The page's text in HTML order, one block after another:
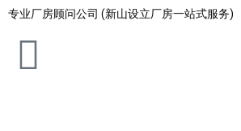
专业厂房顾问公司 (新山设立厂房一站式服务)